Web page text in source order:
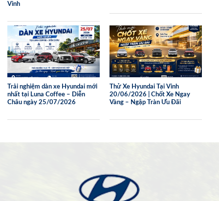
Vinh
Trải nghiệm dàn xe Hyundai mới
nhất tại Luna Coffee – Diễn
Châu ngày 25/07/2026
Thử Xe Hyundai Tại Vinh
20/06/2026 | Chốt Xe Ngay
Vàng – Ngập Tràn Ưu Đãi